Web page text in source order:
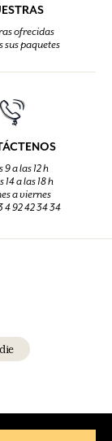
ofrecidas
sus paquetes
9 a las 12 h
14 a las 18 h
a viernes
4 92 42 34 34